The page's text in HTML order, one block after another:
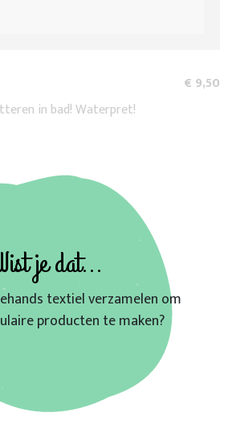
€ 9,50
in bad! Waterpret!
je dat...
textiel verzamelen om
producten te maken?